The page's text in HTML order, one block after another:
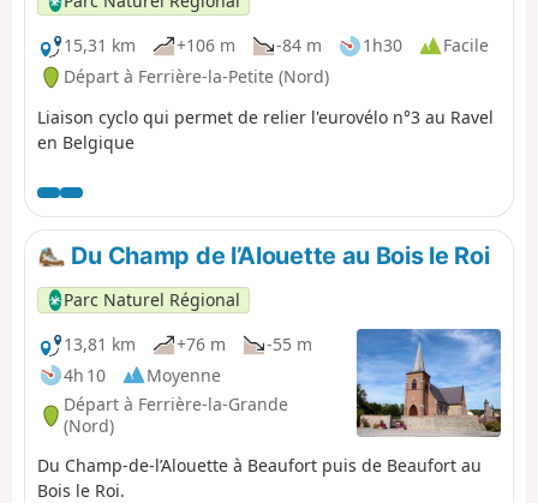
15,31 km
+106 m -84 m 1h30
Facile
Départ à Ferrière-la-Petite (Nord)
Liaison cyclo qui permet de relier l'eurovélo n°3 au Ravel
en Belgique
Du Champ de l’Alouette au Bois le Roi
Parc Naturel Régional
13,81 km
+76 m
-55 m
4h 10
Moyenne
Départ à Ferrière-la-Grande
(Nord)
Du Champ-de-l’Alouette à Beaufort puis de Beaufort au
Bois le Roi.